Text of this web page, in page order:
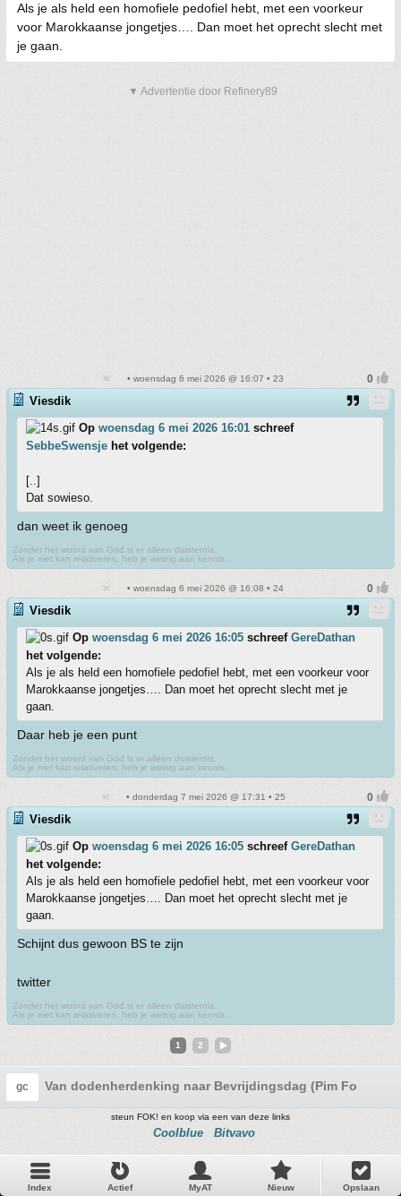
Als je als held een homofiele pedofiel hebt, met een voorkeur
voor Marokkaanse jongetjes…. Dan moet het oprecht slecht met
je gaan.
▼ Advertentie door Refinery89
• woensdag 6 mei 2026 @ 16:07 • 23
Viesdik
Op woensdag 6 mei 2026 16:01 schreef
SebbeSwensje het volgende:
[..]
Dat sowieso.
dan weet ik genoeg
Zonder het woord van God is er alleen duisternis.
Als je niet kan relativeren, heb je weinig aan kennis.
• woensdag 6 mei 2026 @ 16:08 • 24
Viesdik
Op woensdag 6 mei 2026 16:05 schreef GereDathan
het volgende:
Als je als held een homofiele pedofiel hebt, met een voorkeur voor
Marokkaanse jongetjes…. Dan moet het oprecht slecht met je
gaan.
Daar heb je een punt
Zonder het woord van God is er alleen duisternis.
Als je niet kan relativeren, heb je weinig aan kennis.
• donderdag 7 mei 2026 @ 17:31 • 25
Viesdik
Op woensdag 6 mei 2026 16:05 schreef GereDathan
het volgende:
Als je als held een homofiele pedofiel hebt, met een voorkeur voor
Marokkaanse jongetjes…. Dan moet het oprecht slecht met je
gaan.
Schijnt dus gewoon BS te zijn
twitter
Zonder het woord van God is er alleen duisternis.
Als je niet kan relativeren, heb je weinig aan kennis.
1 2
gc Van dodenherdenking naar Bevrijdingsdag (Pim Fortuyn
steun FOK! en koop via een van deze links
Coolblue Bitvavo
Index Actief MyAT Nieuw Opslaan